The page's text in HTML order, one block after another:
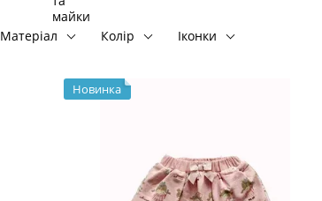
Матеріал Колір Іконки
Новинка